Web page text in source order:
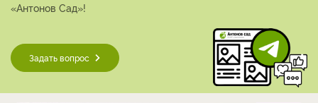
«Антонов Сад»!
Задать вопрос